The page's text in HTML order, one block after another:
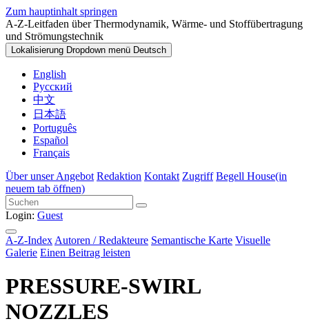
Zum hauptinhalt springen
A-Z-Leitfaden über Thermodynamik, Wärme- und Stoffübertragung
und Strömungstechnik
Lokalisierung Dropdown menü Deutsch
English
Русский
中文
日本語
Português
Español
Français
Über unser Angebot Redaktion Kontakt Zugriff Begell House(in
neuem tab öffnen)
Login: Guest
A-Z-Index Autoren / Redakteure Semantische Karte Visuelle
Galerie Einen Beitrag leisten
PRESSURE-SWIRL
NOZZLES